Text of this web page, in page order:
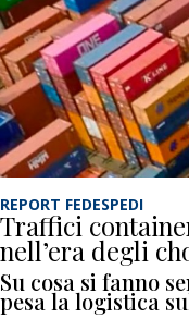
REPORT FEDESPEDI
Traffici
nell’era degli
Su cosa si fanno
pesa la logistica